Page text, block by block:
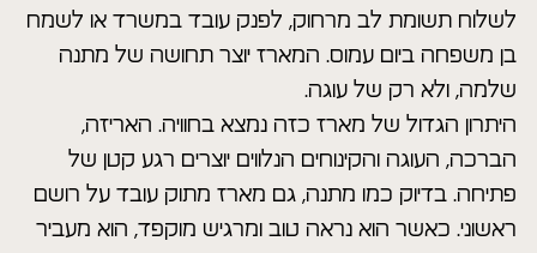
לשלוח תשומת לב מרחוק, לפנק עובד במשרד או לשמח
בן משפחה ביום עמוס. המארז יוצר תחושה של מתנה
שלמה, ולא רק של עוגה.
היתרון הגדול של מארז כזה נמצא בחוויה. האריזה,
הברכה, העוגה והקינוחים הנלווים יוצרים רגע קטן של
פתיחה. בדיוק כמו מתנה, גם מארז מתוק עובד על רושם
ראשוני. כאשר הוא נראה טוב ומרגיש מוקפד, הוא מעביר